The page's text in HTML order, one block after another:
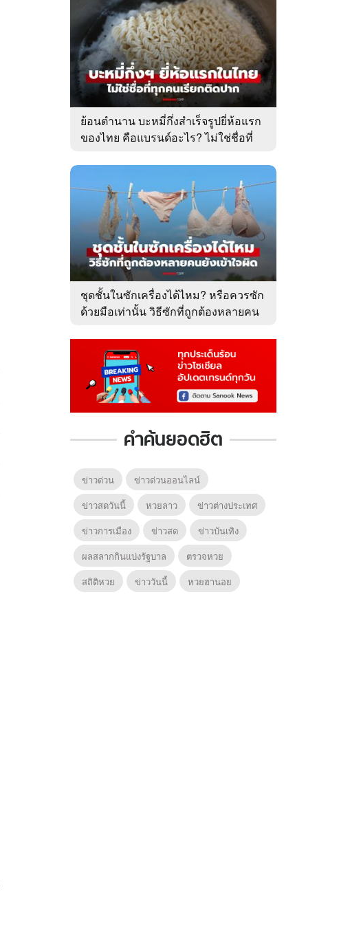
ย้อนตำนาน บะหมี่กึ่งสำเร็จรูปยี่ห้อแรก
ของไทย คือแบรนด์อะไร? ไม่ใช่ชื่อที่
ชุดชั้นในซักเครื่องได้ไหม? หรือควรซัก
ด้วยมือเท่านั้น วิธีซักที่ถูกต้องหลายคน
คำค้นยอดฮิต
ข่าวด่วน
ข่าวด่วนออนไลน์
ข่าวสดวันนี้
หวยลาว
ข่าวต่างประเทศ
ข่าวการเมือง
ข่าวสด
ข่าวบันเทิง
ผลสลากกินแบ่งรัฐบาล
ตรวจหวย
สถิติหวย
ข่าววันนี้ หวยฮานอย